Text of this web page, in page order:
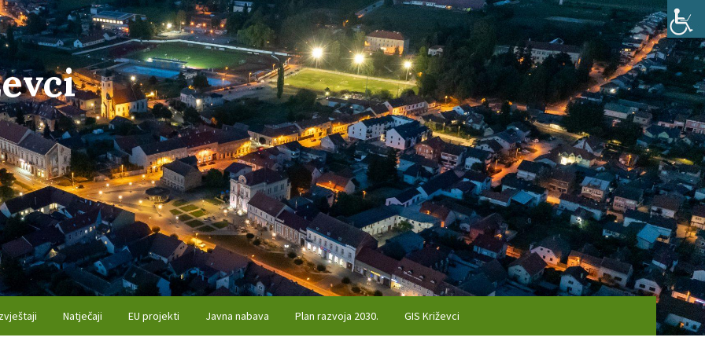
Natječaji EU projekti Javna nabava Plan razvoja 2030. GIS Križevci